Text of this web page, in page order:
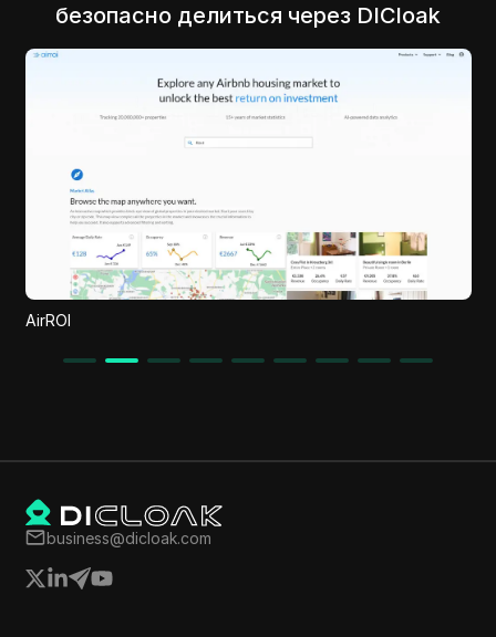
безопасно делиться через DICloak
Uncursor
business@dicloak.com